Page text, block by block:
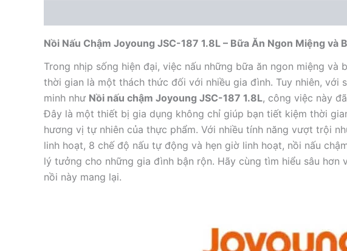
Nồi Nấu Chậm Joyoung JSC-187 1.8L – Bữa Ăn Ngon Miệng và
Trong nhịp sống hiện đại, việc nấu những bữa ăn ngon miệng và
thời gian là một thách thức đối với nhiều gia đình. Tuy nhiên, với
minh như Nồi nấu chậm Joyoung JSC-187 1.8L, công việc này
Đây là một thiết bị gia dụng không chỉ giúp bạn tiết kiệm thời
hương vị tự nhiên của thực phẩm. Với nhiều tính năng vượt trội
linh hoạt, 8 chế độ nấu tự động và hẹn giờ linh hoạt, nồi nấu
lý tưởng cho những gia đình bận rộn. Hãy cùng tìm hiểu sâu hơn
nồi này mang lại.